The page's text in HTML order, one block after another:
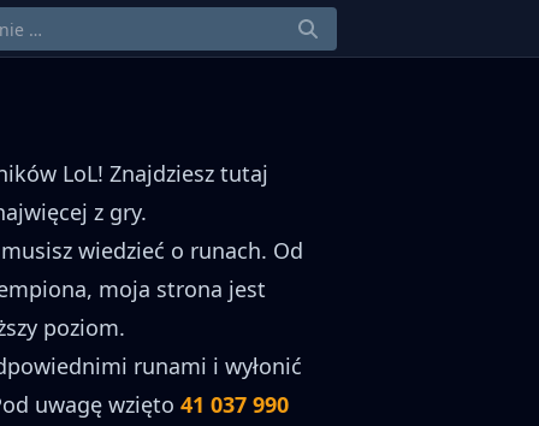
LoL! Znajdziesz tutaj
z gry.
wiedzieć o runach. Od
moja strona jest
poziom.
runami i wyłonić
uwagę wzięto 41 037 990